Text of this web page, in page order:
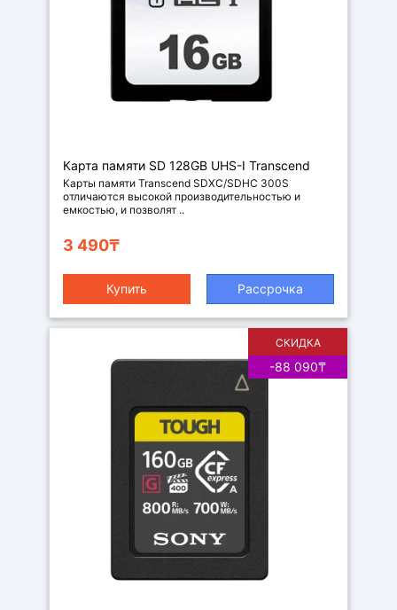
Карта памяти SD 128GB UHS-I Transcend
TS16GSDC300S
Карты памяти Transcend SDXC/SDHC 300S
отличаются высокой производительностью и
емкостью, и позволят ..
3 490₸
Купить Рассрочка
СКИДКА
-88 090₸